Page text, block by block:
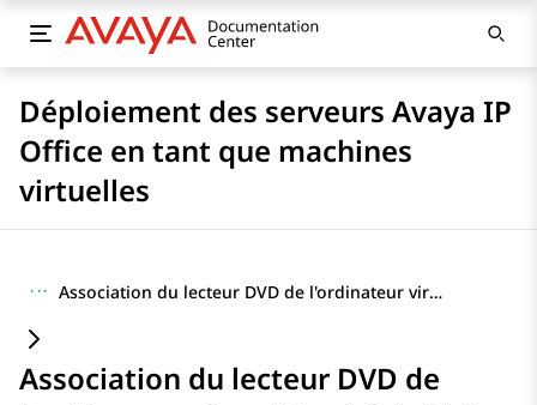
Déploiement des serveurs Avaya IP
Office en tant que machines
virtuelles
··· Association du lecteur DVD de l'ordinateur virtuel à celui de l'hôte (client Web vSphere)
Association du lecteur DVD de